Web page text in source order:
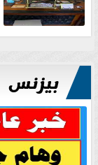
بيزنس